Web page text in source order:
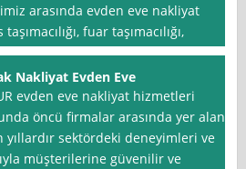
arasında evden eve nakliyat
fuar taşımacılığı,
Nakliyat Evden Eve
evden eve nakliyat hizmetleri
öncü firmalar arasında yer alan
yıllardır sektördeki deneyimleri ve
müşterilerine güvenilir ve